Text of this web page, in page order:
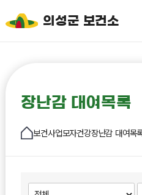
의성군 보건소
장난감 대여목록
보건사업모자건강장난감 대여목